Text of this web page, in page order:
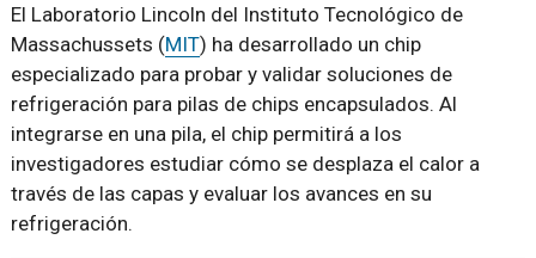
El Laboratorio Lincoln del Instituto Tecnológico de
Massachussets (MIT) ha desarrollado un chip
especializado para probar y validar soluciones de
refrigeración para pilas de chips encapsulados. Al
integrarse en una pila, el chip permitirá a los
investigadores estudiar cómo se desplaza el calor a
través de las capas y evaluar los avances en su
refrigeración.